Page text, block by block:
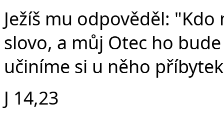
Ježíš mu odpověděl:
slovo, a můj Otec ho
učiníme si u něho
J 14,23